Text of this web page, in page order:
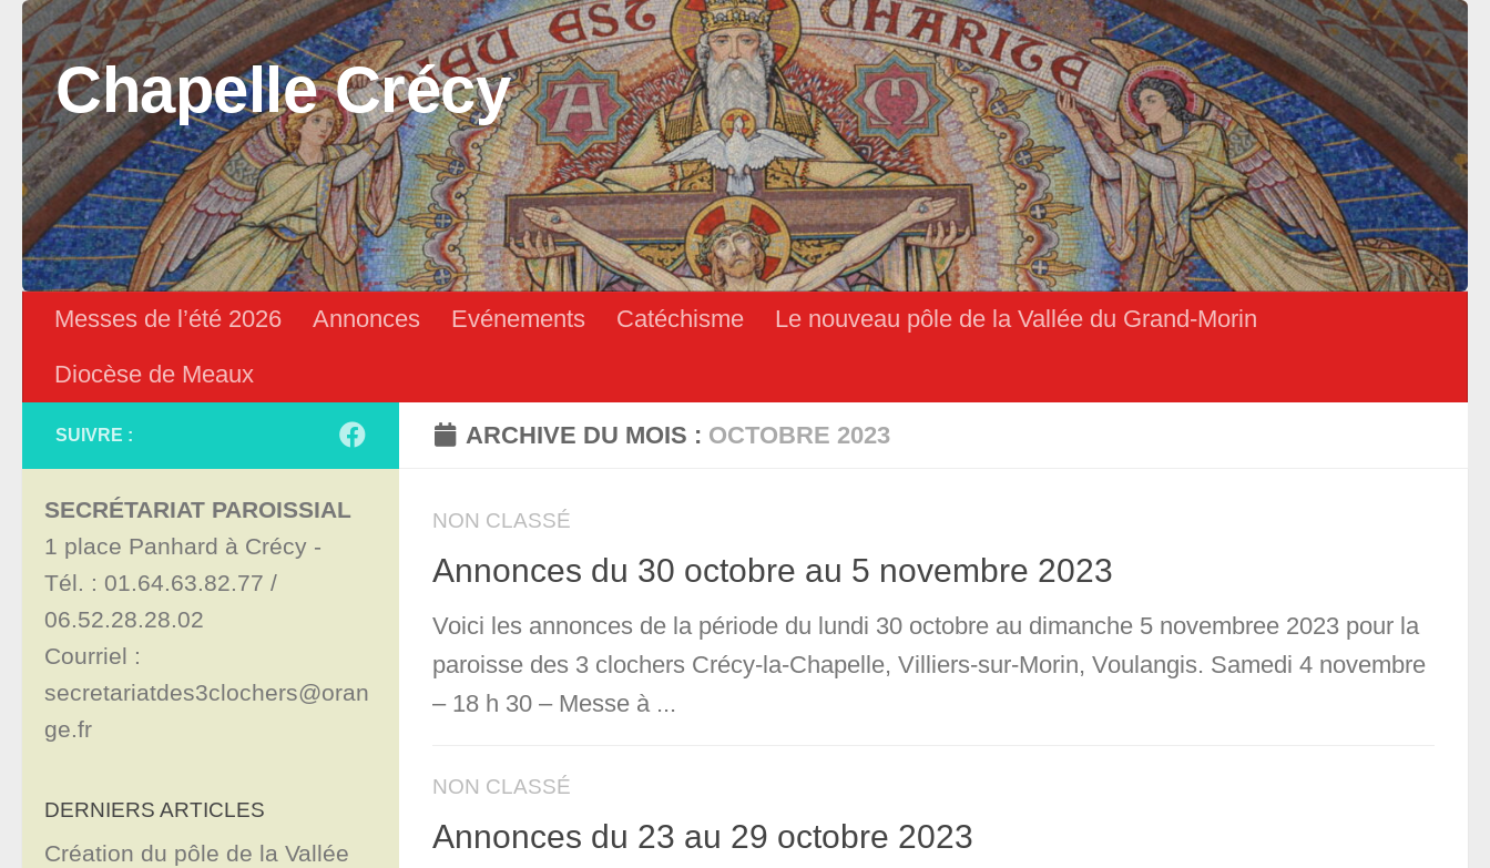
Skip to content
Chapelle Crécy
Messes de l’été 2026 Annonces Evénements Catéchisme
Le nouveau pôle de la Vallée du Grand-Morin
Diocèse de Meaux
ARCHIVE DU MOIS : OCTOBRE 2023
NON CLASSÉ
Annonces du 30 octobre au 5 novembre 2023
Voici les annonces de la période du lundi 30 octobre au dimanche 5 novembree 2023 pour la
paroisse des 3 clochers Crécy-la-Chapelle, Villiers-sur-Morin, Voulangis. Samedi 4 novembre
– 18 h 30 – Messe à ...
NON CLASSÉ
Annonces du 23 au 29 octobre 2023
SUIVRE :
SECRÉTARIAT PAROISSIAL
1 place Panhard à Crécy -
Tél. : 01.64.63.82.77 /
06.52.28.28.02
Courriel :
secretariatdes3clochers@oran
ge.fr
DERNIERS ARTICLES
Création du pôle de la Vallée